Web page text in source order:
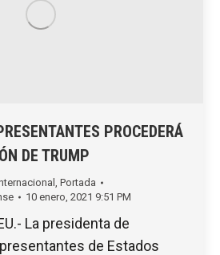
PROCEDERÁ
DE TRUMP
Portada
10 enero, 2021 9:51 PM
La presidenta de
de Estados